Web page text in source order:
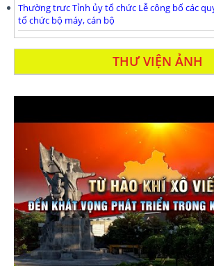
Thường trưc Tỉnh ủy tổ chức Lễ công bố các
tổ chức bộ máy, cán bộ
THƯ VIỆN ẢNH